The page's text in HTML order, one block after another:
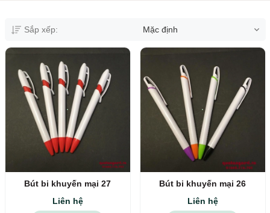
Sắp xếp: Mặc định
Bút bi khuyến mại 27
Liên hệ
Bút bi khuyến mại 26
Liên hệ